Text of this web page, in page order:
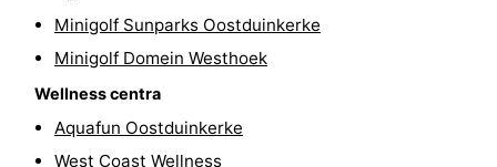
Parkeren
Nieuws
Minigolf Sunparks Oostduinkerke
Minigolf Domein Westhoek
Wellness centra
Aquafun Oostduinkerke
West Coast Wellness